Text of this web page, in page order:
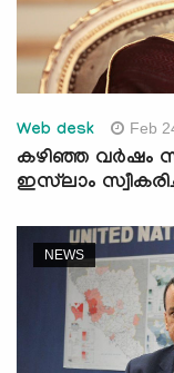
Web desk Feb
കഴിഞ്ഞ വര്‍ഷം
ഇസ്‌ലാം
NEWS